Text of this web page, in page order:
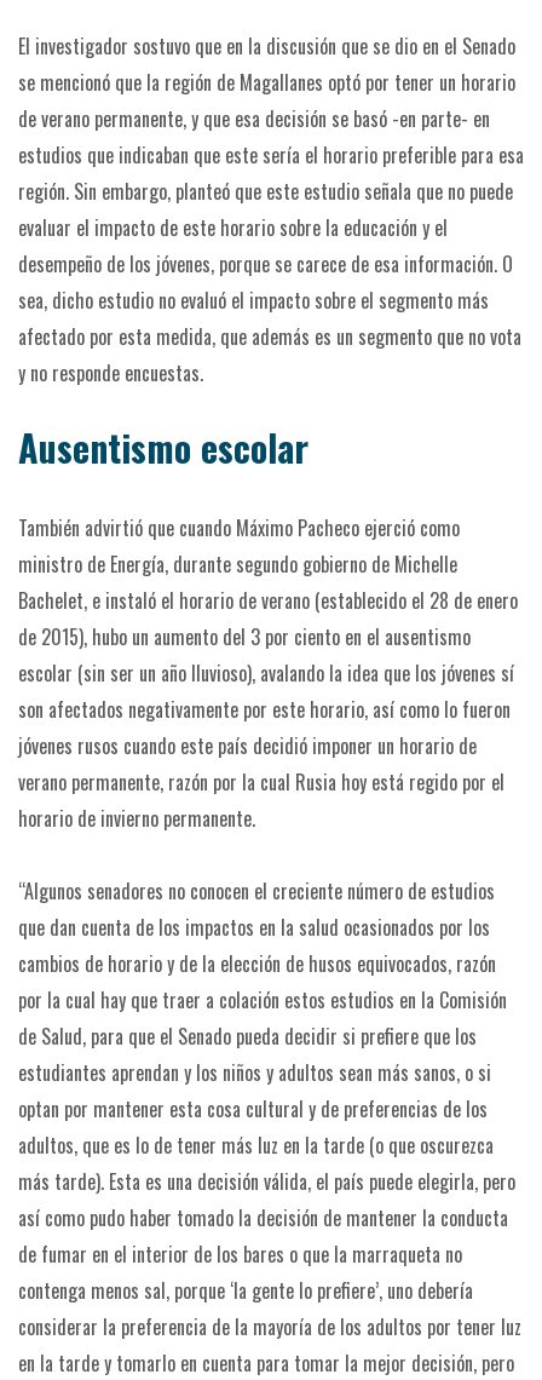
El investigador sostuvo que en la discusión que se dio en el Senado
se mencionó que la región de Magallanes optó por tener un horario
de verano permanente, y que esa decisión se basó -en parte- en
estudios que indicaban que este sería el horario preferible para esa
región. Sin embargo, planteó que este estudio señala que no puede
evaluar el impacto de este horario sobre la educación y el
desempeño de los jóvenes, porque se carece de esa información. O
sea, dicho estudio no evaluó el impacto sobre el segmento más
afectado por esta medida, que además es un segmento que no vota
y no responde encuestas.
Ausentismo escolar
También advirtió que cuando Máximo Pacheco ejerció como
ministro de Energía, durante segundo gobierno de Michelle
Bachelet, e instaló el horario de verano (establecido el 28 de enero
de 2015), hubo un aumento del 3 por ciento en el ausentismo
escolar (sin ser un año lluvioso), avalando la idea que los jóvenes sí
son afectados negativamente por este horario, así como lo fueron
jóvenes rusos cuando este país decidió imponer un horario de
verano permanente, razón por la cual Rusia hoy está regido por el
horario de invierno permanente.
“Algunos senadores no conocen el creciente número de estudios
que dan cuenta de los impactos en la salud ocasionados por los
cambios de horario y de la elección de husos equivocados, razón
por la cual hay que traer a colación estos estudios en la Comisión
de Salud, para que el Senado pueda decidir si prefiere que los
estudiantes aprendan y los niños y adultos sean más sanos, o si
optan por mantener esta cosa cultural y de preferencias de los
adultos, que es lo de tener más luz en la tarde (o que oscurezca
más tarde). Esta es una decisión válida, el país puede elegirla, pero
así como pudo haber tomado la decisión de mantener la conducta
de fumar en el interior de los bares o que la marraqueta no
contenga menos sal, porque ‘la gente lo prefiere’, uno debería
considerar la preferencia de la mayoría de los adultos por tener luz
en la tarde y tomarlo en cuenta para tomar la mejor decisión, pero